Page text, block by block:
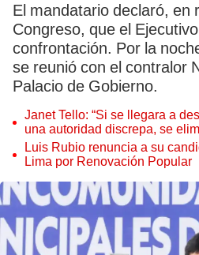
El mandatario declaró, en
Congreso, que el
confrontación. Por la
se reunió con el contralor
Palacio de Gobierno.
Janet Tello: “Si se llegara a
una autoridad discrepa, se
judicial”
Luis Rubio renuncia a su
Lima por Renovación Popular